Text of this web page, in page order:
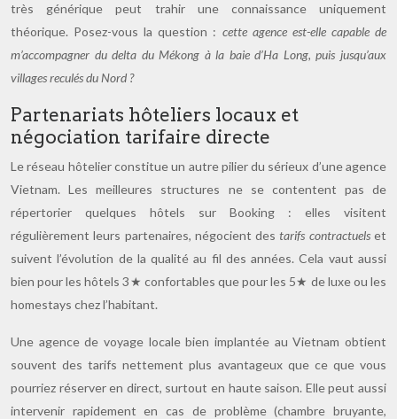
très générique peut trahir une connaissance uniquement
théorique. Posez-vous la question : cette agence est-elle capable de
m’accompagner du delta du Mékong à la baie d’Ha Long, puis jusqu’aux
villages reculés du Nord ?
Partenariats hôteliers locaux et
négociation tarifaire directe
Le réseau hôtelier constitue un autre pilier du sérieux d’une agence
Vietnam. Les meilleures structures ne se contentent pas de
répertorier quelques hôtels sur Booking : elles visitent
régulièrement leurs partenaires, négocient destarifs contractuelset
suivent l’évolution de la qualité au fil des années. Cela vaut aussi
bien pour les hôtels 3★ confortables que pour les 5★ de luxe ou les
homestays chez l’habitant.
Une agence de voyage locale bien implantée au Vietnam obtient
souvent des tarifs nettement plus avantageux que ce que vous
pourriez réserver en direct, surtout en haute saison. Elle peut aussi
intervenir rapidement en cas de problème (chambre bruyante,